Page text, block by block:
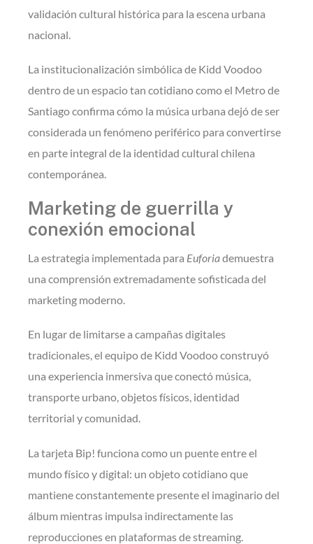
validación cultural histórica para la escena urbana
nacional.
La institucionalización simbólica de Kidd Voodoo
dentro de un espacio tan cotidiano como el Metro de
Santiago confirma cómo la música urbana dejó de ser
considerada un fenómeno periférico para convertirse
en parte integral de la identidad cultural chilena
contemporánea.
Marketing de guerrilla y
conexión emocional
La estrategia implementada para Euforiademuestra
una comprensión extremadamente sofisticada del
marketing moderno.
En lugar de limitarse a campañas digitales
tradicionales, el equipo de Kidd Voodoo construyó
una experiencia inmersiva que conectó música,
transporte urbano, objetos físicos, identidad
territorial y comunidad.
La tarjeta Bip! funciona como un puente entre el
mundo físico y digital: un objeto cotidiano que
mantiene constantemente presente el imaginario del
álbum mientras impulsa indirectamente las
reproducciones en plataformas de streaming.